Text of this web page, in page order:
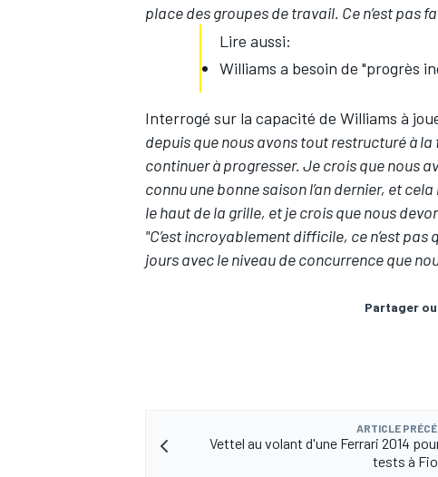
AUTRES CHAMPIONNATS
place des groupes de travail. Ce n’est pas
Lire aussi:
Williams a besoin de "progrès
Interrogé sur la capacité de Williams à
depuis que nous avons tout restructuré à la
continuer à progresser. Je crois que nous
connu une bonne saison l’an dernier, et
le haut de la grille, et je crois que nous
"C’est incroyablement difficile, ce n’est
jours avec le niveau de concurrence que
Partager
ARTICLE
Vettel au volant d'une Ferrari 2014
tests à